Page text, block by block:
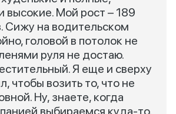
высокие. Мой рост – 189
Сижу на водительском
головой в потолок не
руля не достаю.
Я еще и сверху
чтобы возить то, что не
Ну, знаете, когда
выбираемся куда-то.